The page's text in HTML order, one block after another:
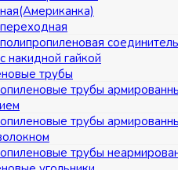
накидной гайкой
трубы
трубы
трубы
трубы